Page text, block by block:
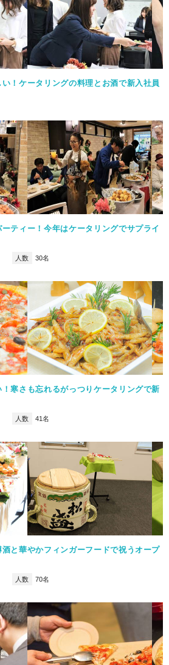
！ケータリングの料理とお酒で新入社員
ティー！今年はケータリングでサプライ
人数 30名
寒さも忘れるがっつりケータリングで新
人数 41名
と華やかフィンガーフードで祝うオープ
人数 70名